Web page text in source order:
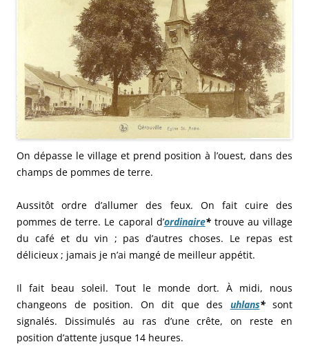
On dépasse le village et prend position à l’ouest, dans des
champs de pommes de terre.
Aussitôt ordre d’allumer des feux. On fait cuire des
pommes de terre. Le caporal d’ordinaire*trouve au village
du café et du vin ; pas d’autres choses. Le repas est
délicieux ; jamais je n’ai mangé de meilleur appétit.
Il fait beau soleil. Tout le monde dort. À midi, nous
changeons de position. On dit que des uhlans* sont
signalés. Dissimulés au ras d’une crête, on reste en
position d’attente jusque 14 heures.